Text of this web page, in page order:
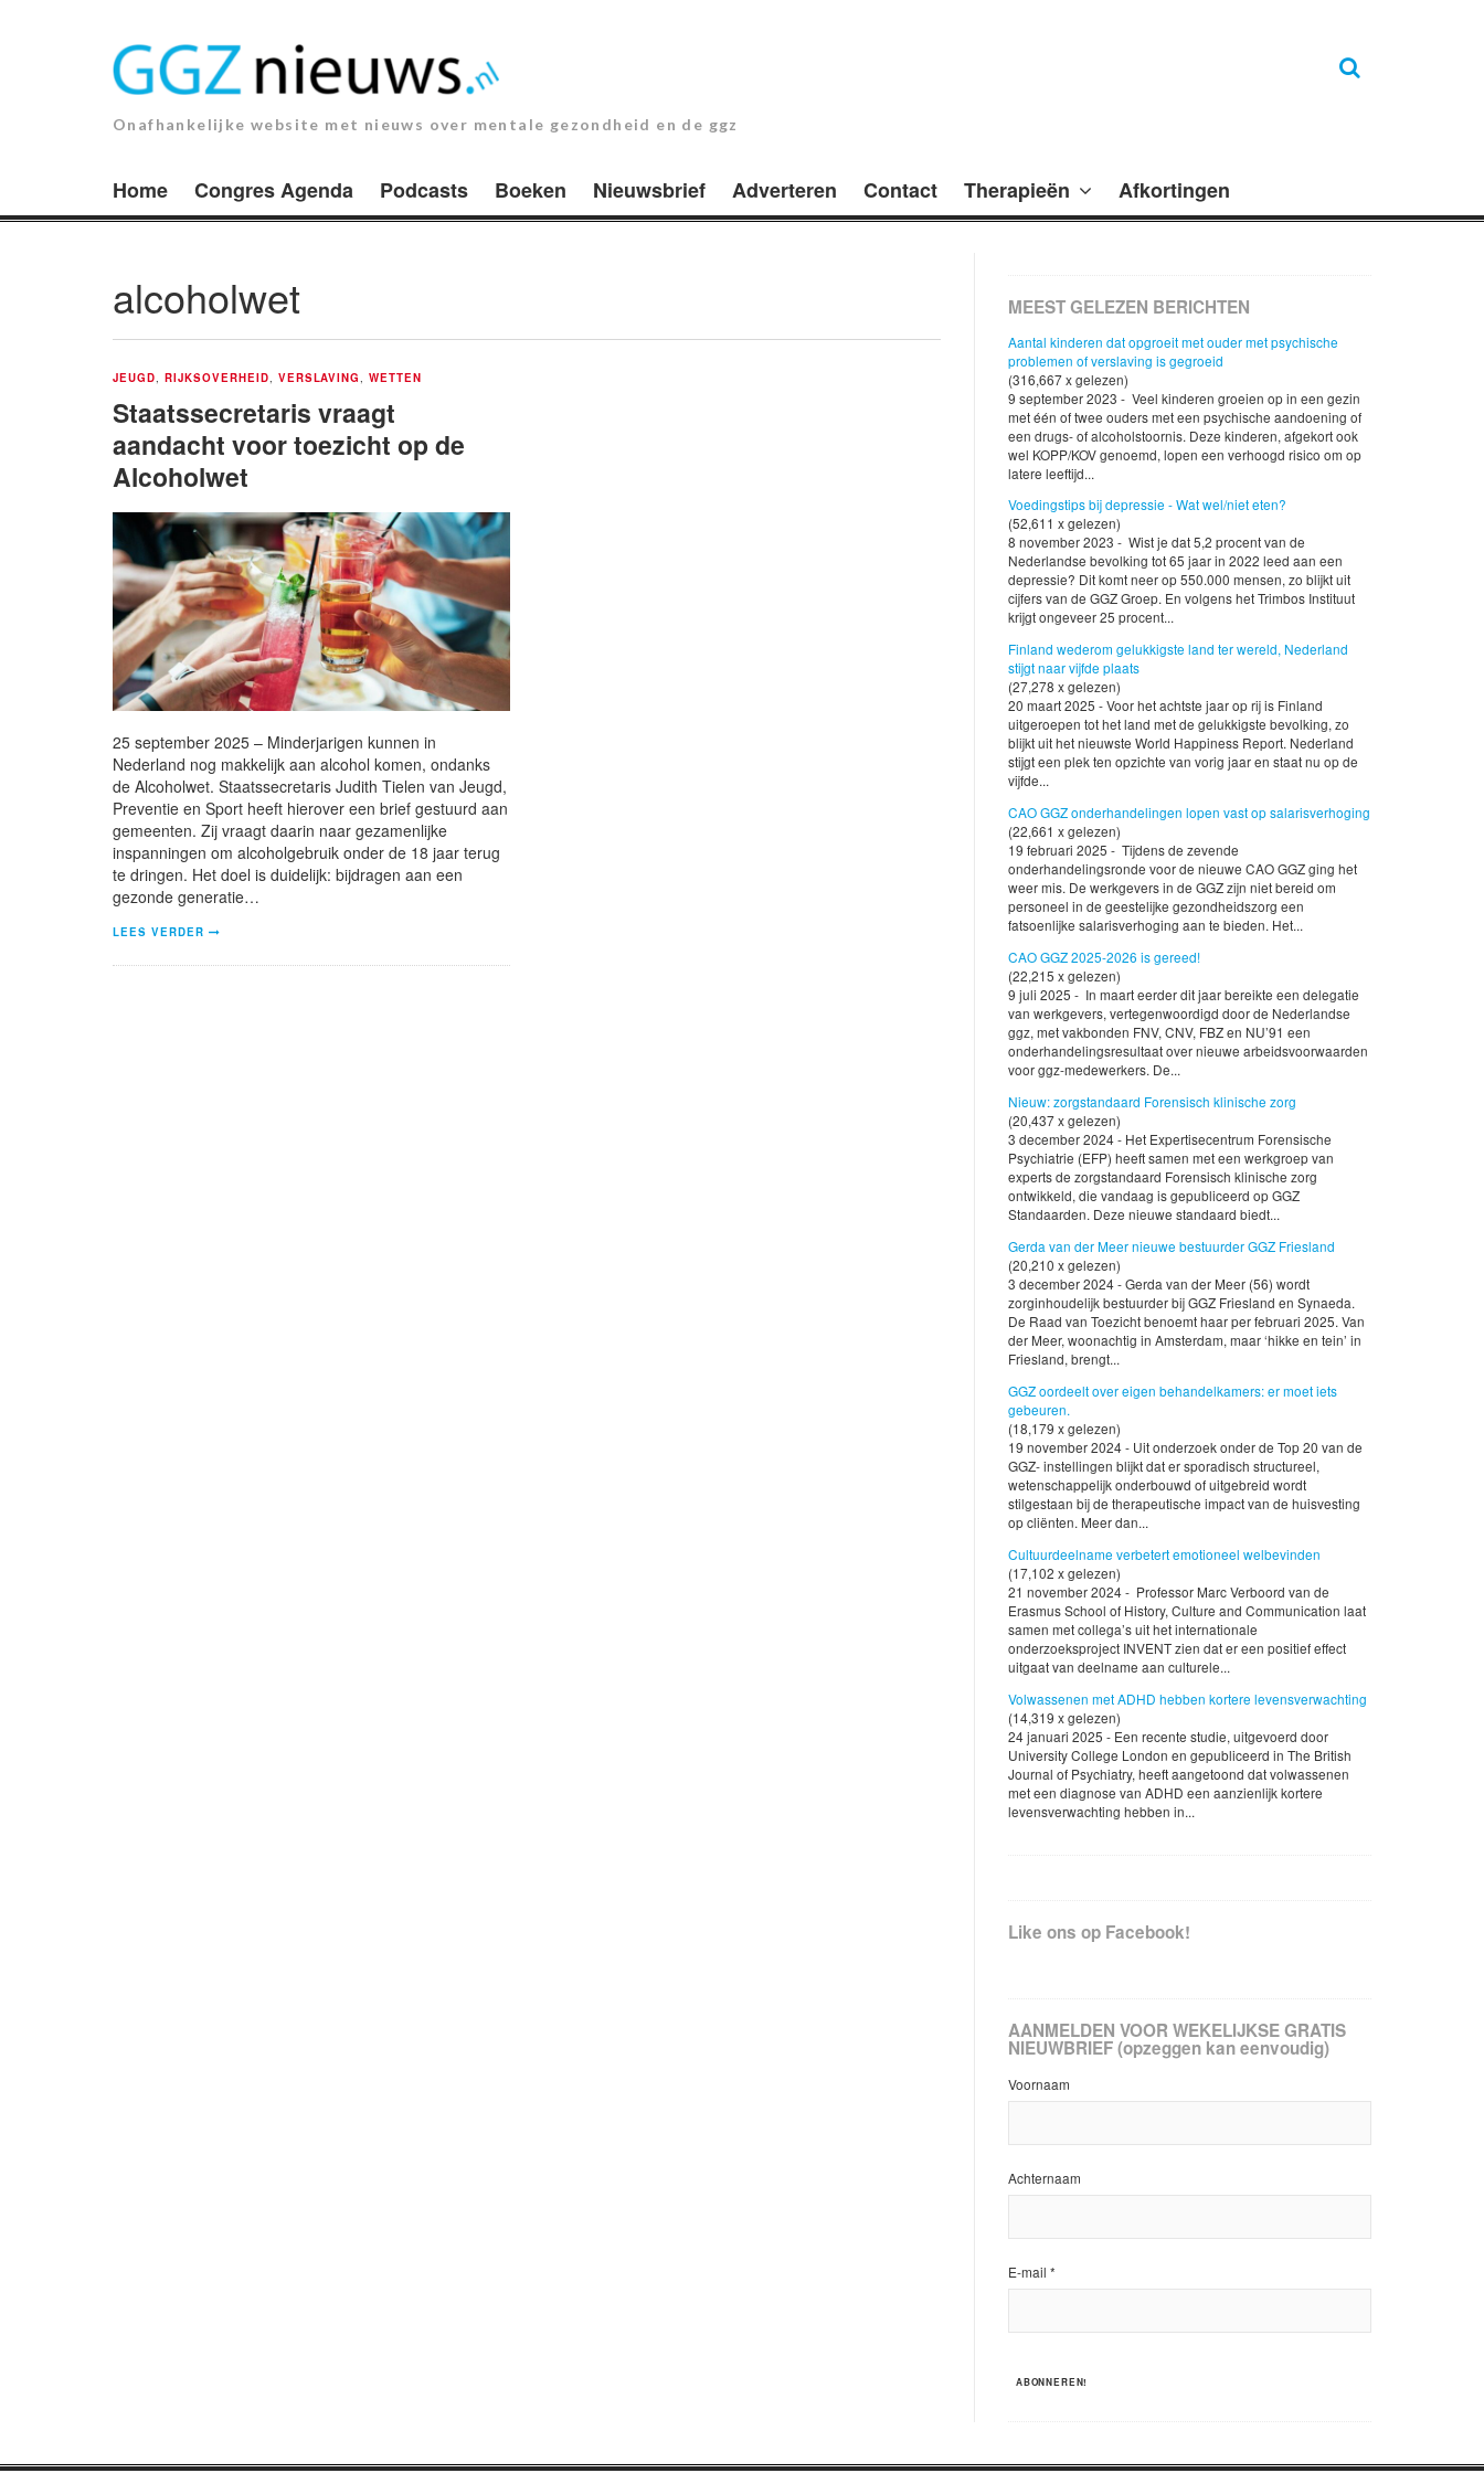
Onafhankelijke website met nieuws over mentale gezondheid en de ggz
Home Congres Agenda Podcasts Boeken Nieuwsbrief Adverteren Contact Therapieën Afkortingen
alcoholwet
JEUGD RIJKSOVERHEID VERSLAVING ,WETTEN
Staatssecretaris vraagt
aandacht voor toezicht op de
Alcoholwet
25 september 2025 – Minderjarigen kunnen in
Nederland nog makkelijk aan alcohol komen, ondanks
de Alcoholwet. Staatssecretaris Judith Tielen van Jeugd,
Preventie en Sport heeft hierover een brief gestuurd aan
gemeenten. Zij vraagt daarin naar gezamenlijke
inspanningen om alcoholgebruik onder de 18 jaar terug
te dringen. Het doel is duidelijk: bijdragen aan een
gezonde generatie…
LEES VERDER
MEEST GELEZEN BERICHTEN
Aantal kinderen dat opgroeit met ouder met psychische
problemen of verslaving is gegroeid
(316,667 x gelezen)
9 september 2023 - Veel kinderen groeien op in een gezin
met één of twee ouders met een psychische aandoening of
een drugs- of alcoholstoornis. Deze kinderen, afgekort ook
wel KOPP/KOV genoemd, lopen een verhoogd risico om op
latere leeftijd...
Voedingstips bij depressie - Wat wel/niet eten?
(52,611 x gelezen)
8 november 2023 - Wist je dat 5,2 procent van de
Nederlandse bevolking tot 65 jaar in 2022 leed aan een
depressie? Dit komt neer op 550.000 mensen, zo blijkt uit
cijfers van de GGZ Groep. En volgens het Trimbos Instituut
krijgt ongeveer 25 procent...
Finland wederom gelukkigste land ter wereld, Nederland
stijgt naar vijfde plaats
(27,278 x gelezen)
20 maart 2025 - Voor het achtste jaar op rij is Finland
uitgeroepen tot het land met de gelukkigste bevolking, zo
blijkt uit het nieuwste World Happiness Report. Nederland
stijgt een plek ten opzichte van vorig jaar en staat nu op de
vijfde...
CAO GGZ onderhandelingen lopen vast op salarisverhoging
(22,661 x gelezen)
19 februari 2025 - Tijdens de zevende
onderhandelingsronde voor de nieuwe CAO GGZ ging het
weer mis. De werkgevers in de GGZ zijn niet bereid om
personeel in de geestelijke gezondheidszorg een
fatsoenlijke salarisverhoging aan te bieden. Het...
CAO GGZ 2025-2026 is gereed!
(22,215 x gelezen)
9 juli 2025 - In maart eerder dit jaar bereikte een delegatie
van werkgevers, vertegenwoordigd door de Nederlandse
ggz, met vakbonden FNV, CNV, FBZ en NU’91 een
onderhandelingsresultaat over nieuwe arbeidsvoorwaarden
voor ggz-medewerkers. De...
Nieuw: zorgstandaard Forensisch klinische zorg
(20,437 x gelezen)
3 december 2024 - Het Expertisecentrum Forensische
Psychiatrie (EFP) heeft samen met een werkgroep van
experts de zorgstandaard Forensisch klinische zorg
ontwikkeld, die vandaag is gepubliceerd op GGZ
Standaarden. Deze nieuwe standaard biedt...
Gerda van der Meer nieuwe bestuurder GGZ Friesland
(20,210 x gelezen)
3 december 2024 - Gerda van der Meer (56) wordt
zorginhoudelijk bestuurder bij GGZ Friesland en Synaeda.
De Raad van Toezicht benoemt haar per februari 2025. Van
der Meer, woonachtig in Amsterdam, maar ‘hikke en tein’ in
Friesland, brengt...
GGZ oordeelt over eigen behandelkamers: er moet iets
gebeuren.
(18,179 x gelezen)
19 november 2024 - Uit onderzoek onder de Top 20 van de
GGZ- instellingen blijkt dat er sporadisch structureel,
wetenschappelijk onderbouwd of uitgebreid wordt
stilgestaan bij de therapeutische impact van de huisvesting
op cliënten. Meer dan...
Cultuurdeelname verbetert emotioneel welbevinden
(17,102 x gelezen)
21 november 2024 - Professor Marc Verboord van de
Erasmus School of History, Culture and Communication laat
samen met collega’s uit het internationale
onderzoeksproject INVENT zien dat er een positief effect
uitgaat van deelname aan culturele...
Volwassenen met ADHD hebben kortere levensverwachting
(14,319 x gelezen)
24 januari 2025 - Een recente studie, uitgevoerd door
University College London en gepubliceerd in The British
Journal of Psychiatry, heeft aangetoond dat volwassenen
met een diagnose van ADHD een aanzienlijk kortere
levensverwachting hebben in...
Like ons op Facebook!
AANMELDEN VOOR WEKELIJKSE GRATIS
NIEUWBRIEF (opzeggen kan eenvoudig)
Voornaam
Achternaam
E-mail *